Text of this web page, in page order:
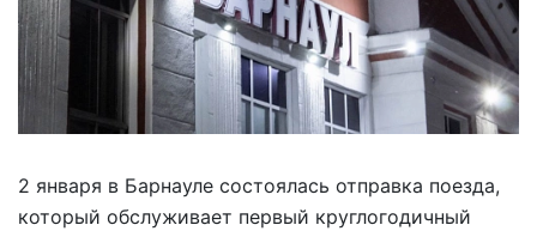
2 января в Барнауле состоялась отправка поезда,
который обслуживает первый круглогодичный